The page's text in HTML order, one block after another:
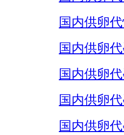
国内供卵
国内供卵
国内供卵
国内供卵
国内供卵